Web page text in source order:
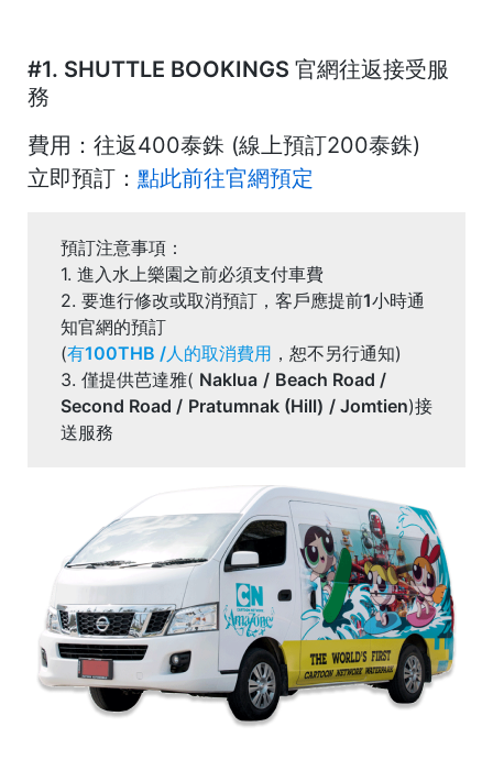
#1. SHUTTLE BOOKINGS 官網往返接受服
務
費用： 往返400泰銖 (線上預訂200泰銖)
立即預訂： 點此前往官網預定
預訂注意事項：
1. 進入水上樂園之前必須支付車費
2. 要進行修改或取消預訂，客戶應提前1小時通
知官網的預訂
(有100THB /人的取消費用 ，恕不另行通知)
3. 僅提供芭達雅( Naklua / Beach Road /
Second Road / Pratumnak (Hill) / Jomtien)接
送服務